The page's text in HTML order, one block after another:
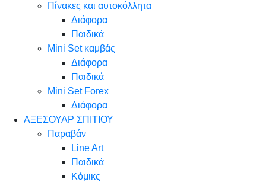
Πίνακες και αυτοκόλλητα
Διάφορα
Παιδικά
Mini Set καμβάς
Διάφορα
Παιδικά
Mini Set Forex
Διάφορα
ΑΞΕΣΟΥΑΡ ΣΠΙΤΙΟΥ
Παραβάν
Line Art
Παιδικά
Κόμικς